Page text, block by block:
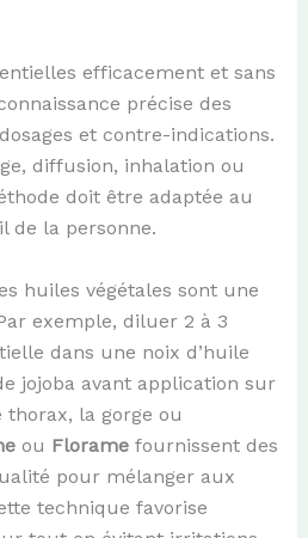
efficacement et sans
précise des
et contre-indications.
diffusion, inhalation ou
doit être adaptée au
de la personne.
huiles végétales sont une
exemple, diluer 2 à 3
dans une noix d’huile
jojoba avant application sur
la gorge ou
ou Floramefournissent des
pour mélanger aux
technique favorise